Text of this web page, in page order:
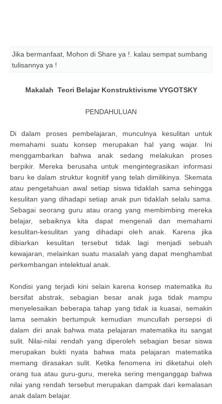
Jika bermanfaat, Mohon di Share ya !. kalau sempat sumbang
tulisannya ya !
Makalah Teori Belajar Konstruktivisme VYGOTSKY
PENDAHULUAN
Di dalam proses pembelajaran, munculnya kesulitan untuk
memahami suatu konsep merupakan hal yang wajar. Ini
menggambarkan bahwa anak sedang melakukan proses
berpikir. Mereka berusaha untuk mengintegrasikan informasi
baru ke dalam struktur kognitif yang telah dimilikinya. Skemata
atau pengetahuan awal setiap siswa tidaklah sama sehingga
kesulitan yang dihadapi setiap anak pun tidaklah selalu sama.
Sebagai seorang guru atau orang yang membimbing mereka
belajar, sebaiknya kita dapat mengenali dan memahami
kesulitan-kesulitan yang dihadapi oleh anak. Karena jika
dibiarkan kesulitan tersebut tidak lagi menjadi sebuah
kewajaran, melainkan suatu masalah yang dapat menghambat
perkembangan intelektual anak.
Kondisi yang terjadi kini selain karena konsep matematika itu
bersifat abstrak, sebagian besar anak juga tidak mampu
menyelesaikan beberapa tahap yang tidak ia kuasai, semakin
lama semakin bertumpuk kemudian muncullah persepsi di
dalam diri anak bahwa mata pelajaran matematika itu sangat
sulit. Nilai-nilai rendah yang diperoleh sebagian besar siswa
merupakan bukti nyata bahwa mata pelajaran matematika
memang dirasakan sulit. Ketika fenomena ini diketahui oleh
orang tua atau guru-guru, mereka sering menganggap bahwa
nilai yang rendah tersebut merupakan dampak dari kemalasan
anak dalam belajar.